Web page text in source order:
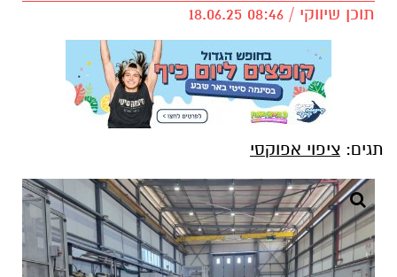
תוכן שיווקי / 08:46 18.06.25
תגים: ציפוי אפוקסי